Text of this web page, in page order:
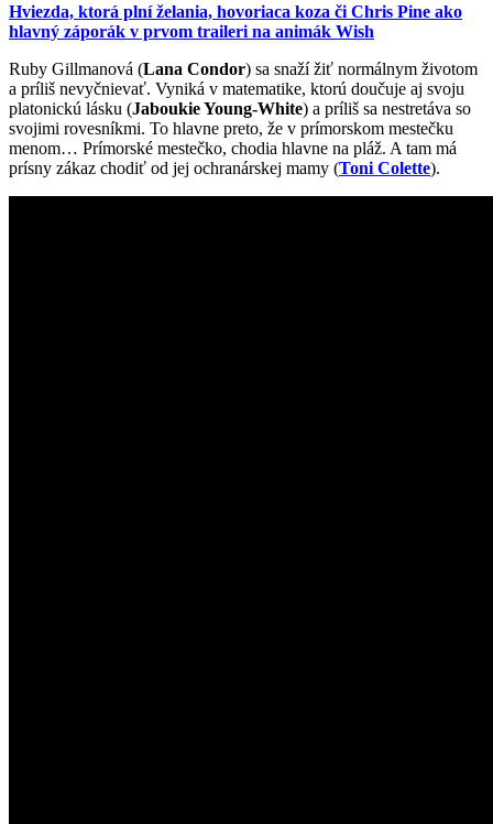
Hviezda, ktorá plní želania, hovoriaca koza či Chris Pine ako
hlavný záporák v prvom traileri na animák Wish
Ruby Gillmanová (Lana Condor) sa snaží žiť normálnym životom
a príliš nevyčnievať. Vyniká v matematike, ktorú doučuje aj svoju
platonickú lásku (Jaboukie Young-White) a príliš sa nestretáva so
svojimi rovesníkmi. To hlavne preto, že v prímorskom mestečku
menom… Prímorské mestečko, chodia hlavne na pláž. A tam má
prísny zákaz chodiť od jej ochranárskej mamy (Toni Colette).